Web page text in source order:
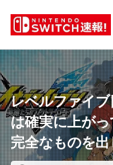
レベルファイ
は確実に上が
完全なものを出